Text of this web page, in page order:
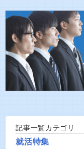
記事一覧カテゴリ
就活特集